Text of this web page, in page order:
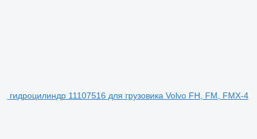
гидроцилиндр 11107516 для грузовика Volvo FH, FM, FMX-4